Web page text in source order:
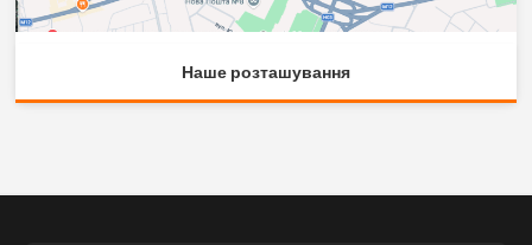
Наше розташування